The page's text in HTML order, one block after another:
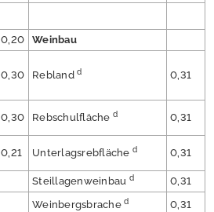
0,20
Weinbau
0,30 Reblandd 0,31
0,30 Rebschulfläche d 0,31
0,21 Unterlagsrebfläche d 0,31
Steillagenweinbau d 0,31
Weinbergsbrached 0,31